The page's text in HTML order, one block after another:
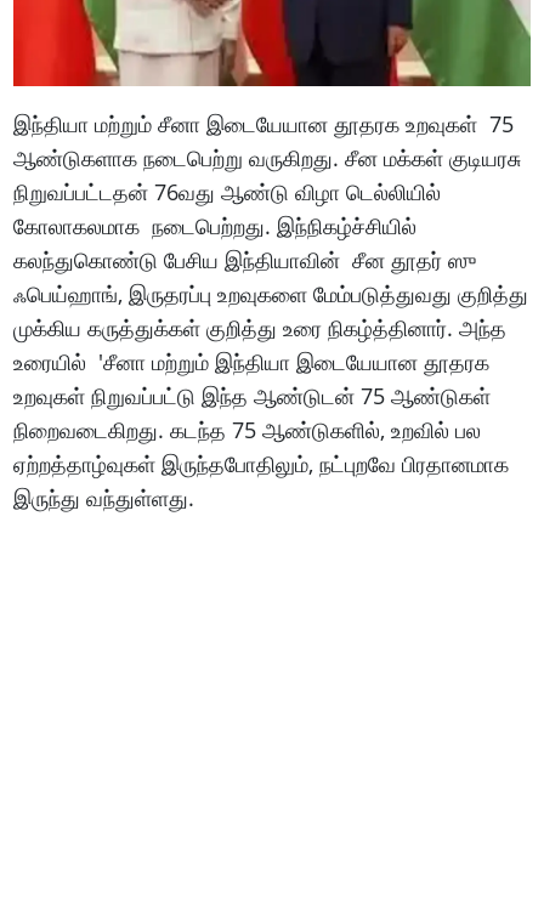
இந்தியா மற்றும் சீனா இடையேயான தூதரக உறவுகள் 75
ஆண்டுகளாக நடைபெற்று வருகிறது. சீன மக்கள் குடியரசு
நிறுவப்பட்டதன் 76வது ஆண்டு விழா டெல்லியில்
கோலாகலமாக நடைபெற்றது. இந்நிகழ்ச்சியில்
கலந்துகொண்டு பேசிய இந்தியாவின் சீன தூதர் ஸு
ஃபெய்ஹாங், இருதரப்பு உறவுகளை மேம்படுத்துவது குறித்து
முக்கிய கருத்துக்கள் குறித்து உரை நிகழ்த்தினார். அந்த
உரையில் 'சீனா மற்றும் இந்தியா இடையேயான தூதரக
உறவுகள் நிறுவப்பட்டு இந்த ஆண்டுடன் 75 ஆண்டுகள்
நிறைவடைகிறது. கடந்த 75 ஆண்டுகளில், உறவில் பல
ஏற்றத்தாழ்வுகள் இருந்தபோதிலும், நட்புறவே பிரதானமாக
இருந்து வந்துள்ளது.